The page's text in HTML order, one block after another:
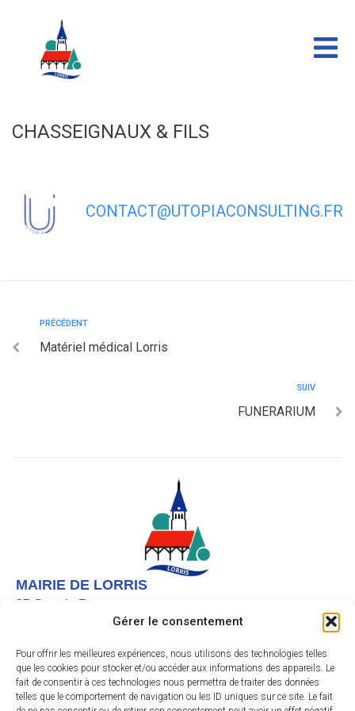
Gérer le consentement
Pour offrir les meilleures expériences, nous utilisons des technologies telles
que les cookies pour stocker et/ou accéder aux informations des appareils. Le
fait de consentir à ces technologies nous permettra de traiter des données
telles que le comportement de navigation ou les ID uniques sur ce site. Le fait
CHASSEIGNAUX & FILS
CONTACT@UTOPIACONSULTING.FR
PRÉCÉDENT
Matériel médical Lorris
SUIV
FUNERARIUM
MAIRIE DE LORRIS
27 Grande Rue,
Nous contacter
Instagram